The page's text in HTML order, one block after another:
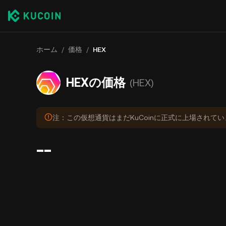
ホーム / 価格 / HEX
HEXの価格 (HEX)
注：この仮想通貨はまだKuCoinに正式に上場されてい
--